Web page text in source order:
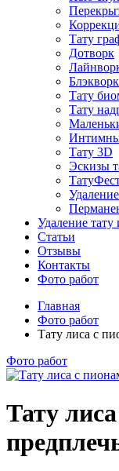
Тату
Дотворк
Блэкворк
Тату
Тату
Тату 3D
Эскизы
Удаление тату
Статьи
Отзывы
Контакты
Фото работ
Главная
Фото работ
Тату лиса с
Фото работ
Тату